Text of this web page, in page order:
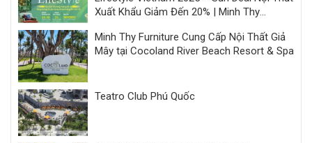
Xuất Khẩu Giảm Đến 20% | Minh Thy
Minh Thy Furniture Cung Cấp Nội Thất Giả
Mây tại Cocoland River Beach Resort & Spa
Teatro Club Phú Quốc